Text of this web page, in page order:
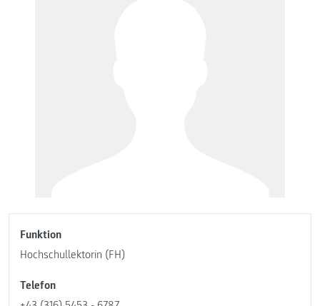
Funktion
Hochschullektorin (FH)
Telefon